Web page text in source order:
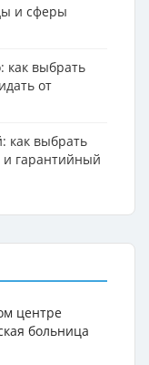
и сферы
как выбрать
от
как выбрать
и гарантийный
центре
больница